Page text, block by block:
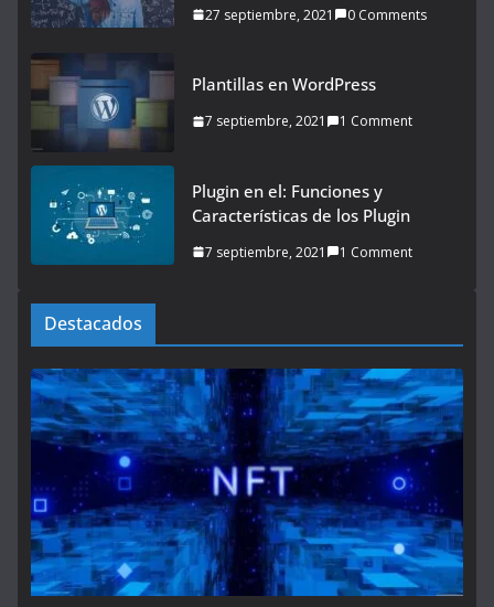
27 septiembre, 2021 0 Comments
Plantillas en WordPress
7 septiembre, 2021 1 Comment
Plugin en el: Funciones y
Características de los Plugin
7 septiembre, 2021 1 Comment
Destacados